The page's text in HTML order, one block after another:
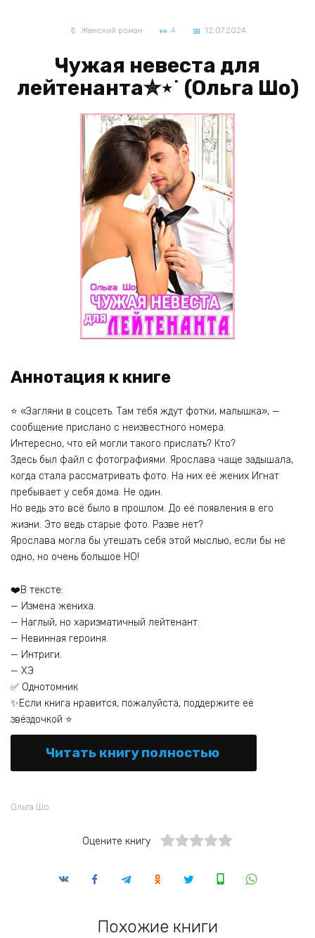
Женский роман 4 12.07.2024
Чужая невеста для
лейтенанта✮⋆˙ (Ольга Шо)
Аннотация к книге
⭐ «Загляни в соцсеть. Там тебя ждут фотки, малышка», —
сообщение прислано с неизвестного номера.
Интересно, что ей могли такого прислать? Кто?
Здесь был файл с фотографиями. Ярослава чаще задышала,
когда стала рассматривать фото. На них её жених Игнат
пребывает у себя дома. Не один.
Но ведь это всё было в прошлом. До её появления в его
жизни. Это ведь старые фото. Разве нет?
Ярослава могла бы утешать себя этой мыслью, если бы не
одно, но очень большое НО!
❤️В тексте:
— Измена жениха.
— Наглый, но харизматичный лейтенант.
— Невинная героиня.
— Интриги.
— ХЭ
✅ Однотомник
✨Если книга нравится, пожалуйста, поддержите её
звёздочкой ⭐
Читать книгу полностью
Ольга Шо
Оцените книгу
Похожие книги